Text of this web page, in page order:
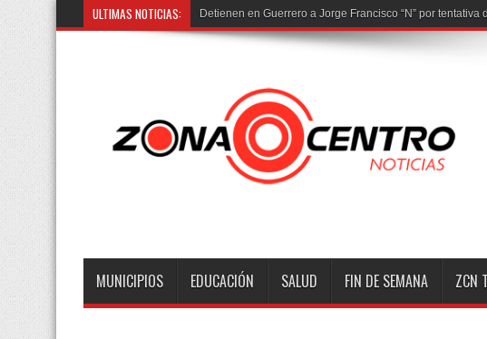
ULTIMAS NOTICIAS: Detienen en Guerrero a Jorge Francisco “N” por
MUNICIPIOS EDUCACIÓN SALUD FIN DE SEMANA ZCN